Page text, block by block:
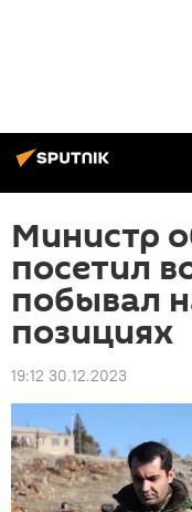
Министр
посетил
побывал
позициях
19:12 30.12.2023